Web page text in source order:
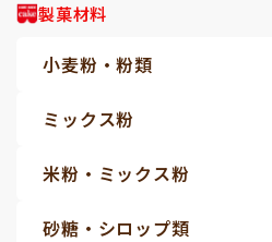
製菓材料
小麦粉・粉類
ミックス粉
米粉・ミックス粉
砂糖・シロップ類